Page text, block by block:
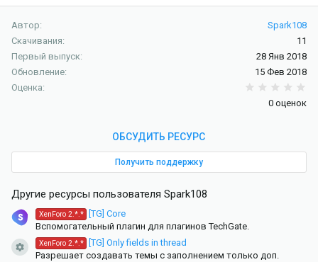
Автор
Spark108
Скачивания
11
Первый выпуск
28 Янв 2018
Обновление
15 Фев 2018
Оценка
0 оценок
ОБСУДИТЬ РЕСУРС
Получить поддержку
Другие ресурсы пользователя Spark108
XenForo 2.*.*
[TG] Core
Вспомогательный плагин для плагинов TechGate.
Иконка ресурса
XenForo 2.*.*
[TG] Only fields in thread
Разрешает создавать темы с заполнением только доп.